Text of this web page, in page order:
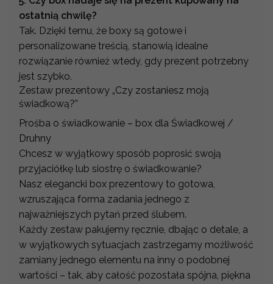
ostatnią chwilę?
Tak. Dzięki temu, że boxy są gotowe i
personalizowane treścią, stanowią idealne
rozwiązanie również wtedy, gdy prezent potrzebny
jest szybko.
Zestaw prezentowy „Czy zostaniesz moją
świadkową?”
Prośba o świadkowanie – box dla Świadkowej /
Druhny
Chcesz w wyjątkowy sposób poprosić swoją
przyjaciółkę lub siostrę o świadkowanie?
Nasz elegancki box prezentowy to gotowa,
wzruszająca forma zadania jednego z
najważniejszych pytań przed ślubem.
Każdy zestaw pakujemy ręcznie, dbając o detale, a
w wyjątkowych sytuacjach zastrzegamy możliwość
zamiany jednego elementu na inny o podobnej
wartości – tak, aby całość pozostała spójna, piękna